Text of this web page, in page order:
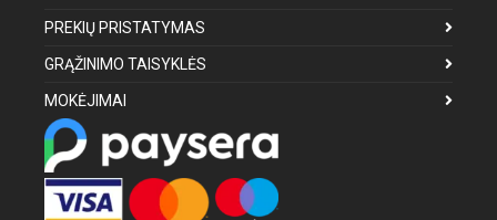
PREKIŲ PRISTATYMAS
GRĄŽINIMO TAISYKLĖS
MOKĖJIMAI